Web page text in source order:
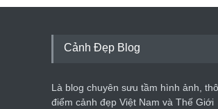
Tam giác mạch khoe
du lịch quốc gia
Cảnh đẹp Việt Nam 24/04/
Cảnh Đẹp Blog
Là blog chuyên sưu tầm hình ảnh,
điểm cảnh đẹp Việt Nam và Thế Giới